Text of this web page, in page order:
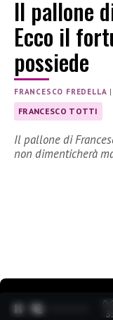
Il pallone
Ecco il
possiede
FRANCESCO FREDELLA |
FRANCESCO TOTTI
Il pallone di
non dimenticherà